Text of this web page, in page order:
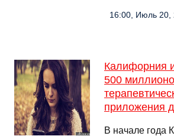
16:00, Июль 20,
Калифорния
500
приложения
В начале года